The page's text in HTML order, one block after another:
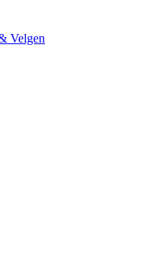
Velgen